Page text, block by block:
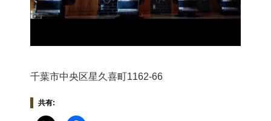
千葉市中央区星久喜町1162-66
共有: